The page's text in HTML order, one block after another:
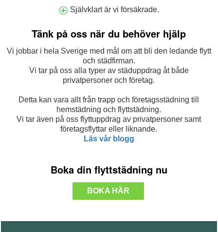
Självklart är vi försäkrade.
Tänk på oss när du behöver hjälp
Vi jobbar i hela Sverige med mål om att bli den ledande flytt
och städfirman.
Vi tar på oss alla typer av städuppdrag åt både
privatpersoner och företag.
Detta kan vara allt från trapp och företagsstädning till
hemstädning och flyttstädning.
Vi tar även på oss flyttuppdrag av privatpersoner samt
företagsflyttar eller liknande.
Läs vår blogg
Boka din flyttstädning nu
BOKA HÄR